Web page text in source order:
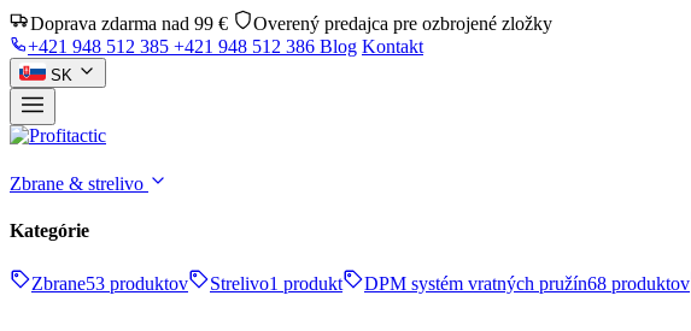
Doprava zdarma nad 99 €
Overený predajca pre ozbrojené zložky
+421 948 512 385 +421 948 512 386 Blog Kontakt
SK
Zbrane & strelivo
Kategórie
Zbrane53 produktov Strelivo1 produkt DPM systém vratných pružín68 produktov